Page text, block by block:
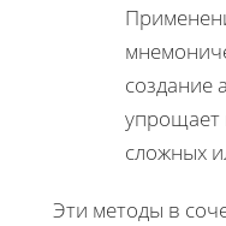
создание
упрощает
сложных
Эти методы в